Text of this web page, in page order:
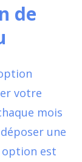
de
votre
mois
une
option est